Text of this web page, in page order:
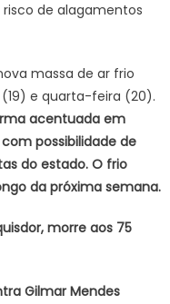
de alagamentos
massa de ar frio
e quarta-feira (20).
acentuada em
possibilidade de
do estado. O frio
da próxima semana.
morre aos 75
Gilmar Mendes